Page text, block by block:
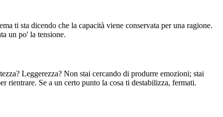
ti sta dicendo che la capacità viene conservata per una ragione.
un po' la tensione.
Leggerezza? Non stai cercando di produrre emozioni; stai
rientrare. Se a un certo punto la cosa ti destabilizza, fermati.